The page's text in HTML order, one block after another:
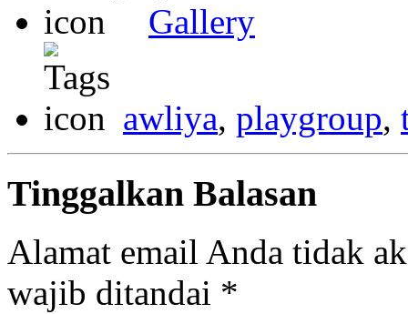
Gallery
awliya, playgroup,
Tinggalkan Balasan
Alamat email Anda tidak
wajib ditandai *